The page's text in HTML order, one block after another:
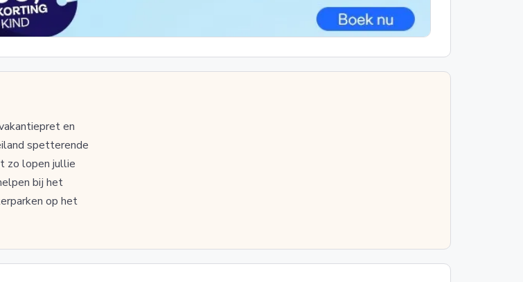
en
spetterende
zo lopen jullie
bij het
op het